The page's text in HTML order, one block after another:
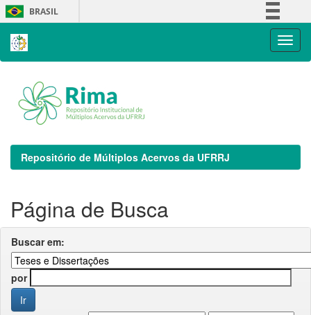
Skip
navigation
BRASIL
Repositório de Múltiplos Acervos da UFRRJ
Página de Busca
Buscar em:
por